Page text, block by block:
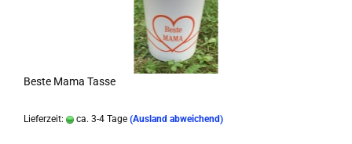
Beste Mama Tasse
Lieferzeit: ca. 3-4 Tage (Ausland abweichend)